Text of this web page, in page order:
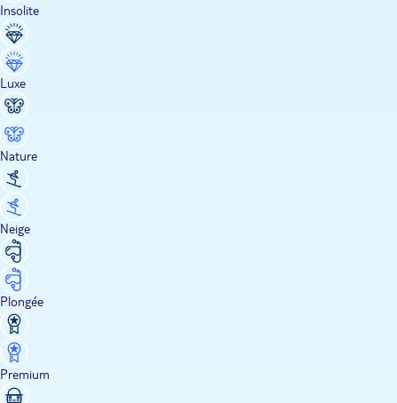
Insolite
Luxe
Nature
Neige
Plongée
Premium